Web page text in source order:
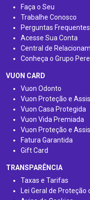
Faça o Seu
Trabalhe Conosco
Perguntas Frequentes
Acesse Sua Conta
Central de
Conheça o Grupo
VUON CARD
Vuon Odonto
Vuon Proteção e
Vuon Casa Protegida
Vuon Vida Premiada
Vuon Proteção e
Fatura Garantida
Gift Card
TRANSPARÊNCIA
Taxas e Tarifas
Lei Geral de Proteção